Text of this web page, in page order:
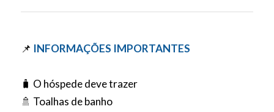
📌 INFORMAÇÕES IMPORTANTES
🧳 O hóspede deve trazer
🚿 Toalhas de banho